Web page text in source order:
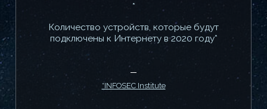
*
Количество устройств, которые будут
подключены к Интернету в 2020 году*
*INFOSEC Institute